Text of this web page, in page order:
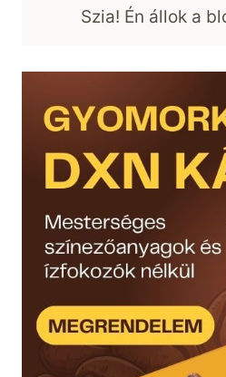
Szia! Én állok a